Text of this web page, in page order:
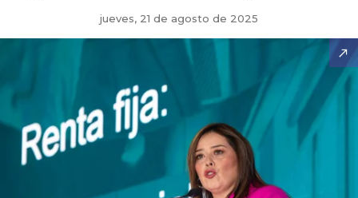
jueves, 21 de agosto de 2025